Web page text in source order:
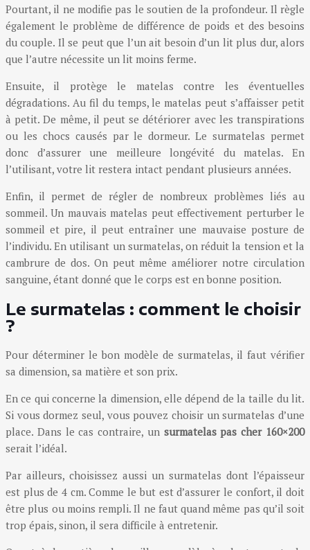
Pourtant, il ne modifie pas le soutien de la profondeur. Il règle
également le problème de différence de poids et des besoins
du couple. Il se peut que l’un ait besoin d’un lit plus dur, alors
que l’autre nécessite un lit moins ferme.
Ensuite, il protège le matelas contre les éventuelles
dégradations. Au fil du temps, le matelas peut s’affaisser petit
à petit. De même, il peut se détériorer avec les transpirations
ou les chocs causés par le dormeur. Le surmatelas permet
donc d’assurer une meilleure longévité du matelas. En
l’utilisant, votre lit restera intact pendant plusieurs années.
Enfin, il permet de régler de nombreux problèmes liés au
sommeil. Un mauvais matelas peut effectivement perturber le
sommeil et pire, il peut entraîner une mauvaise posture de
l’individu. En utilisant un surmatelas, on réduit la tension et la
cambrure de dos. On peut même améliorer notre circulation
sanguine, étant donné que le corps est en bonne position.
Le surmatelas : comment le choisir
?
Pour déterminer le bon modèle de surmatelas, il faut vérifier
sa dimension, sa matière et son prix.
En ce qui concerne la dimension, elle dépend de la taille du lit.
Si vous dormez seul, vous pouvez choisir un surmatelas d’une
place. Dans le cas contraire, un surmatelas pas cher 160×200
serait l’idéal.
Par ailleurs, choisissez aussi un surmatelas dont l’épaisseur
est plus de 4 cm. Comme le but est d’assurer le confort, il doit
être plus ou moins rempli. Il ne faut quand même pas qu’il soit
trop épais, sinon, il sera difficile à entretenir.